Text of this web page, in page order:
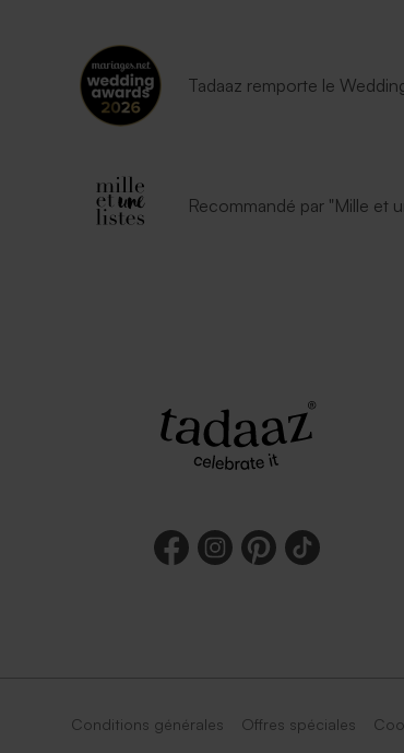
Tadaaz remporte le
Recommandé par "Mille et
Conditions générales Offres spéciales